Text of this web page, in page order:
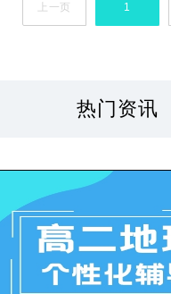
上一页 1
热门资讯